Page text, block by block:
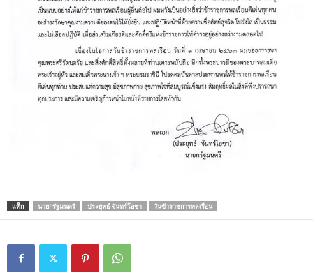
แท็ก นายกรัฐมนตรี ประยุทธ์ จันทร์โอชา วันข้าราชการพลเรือน